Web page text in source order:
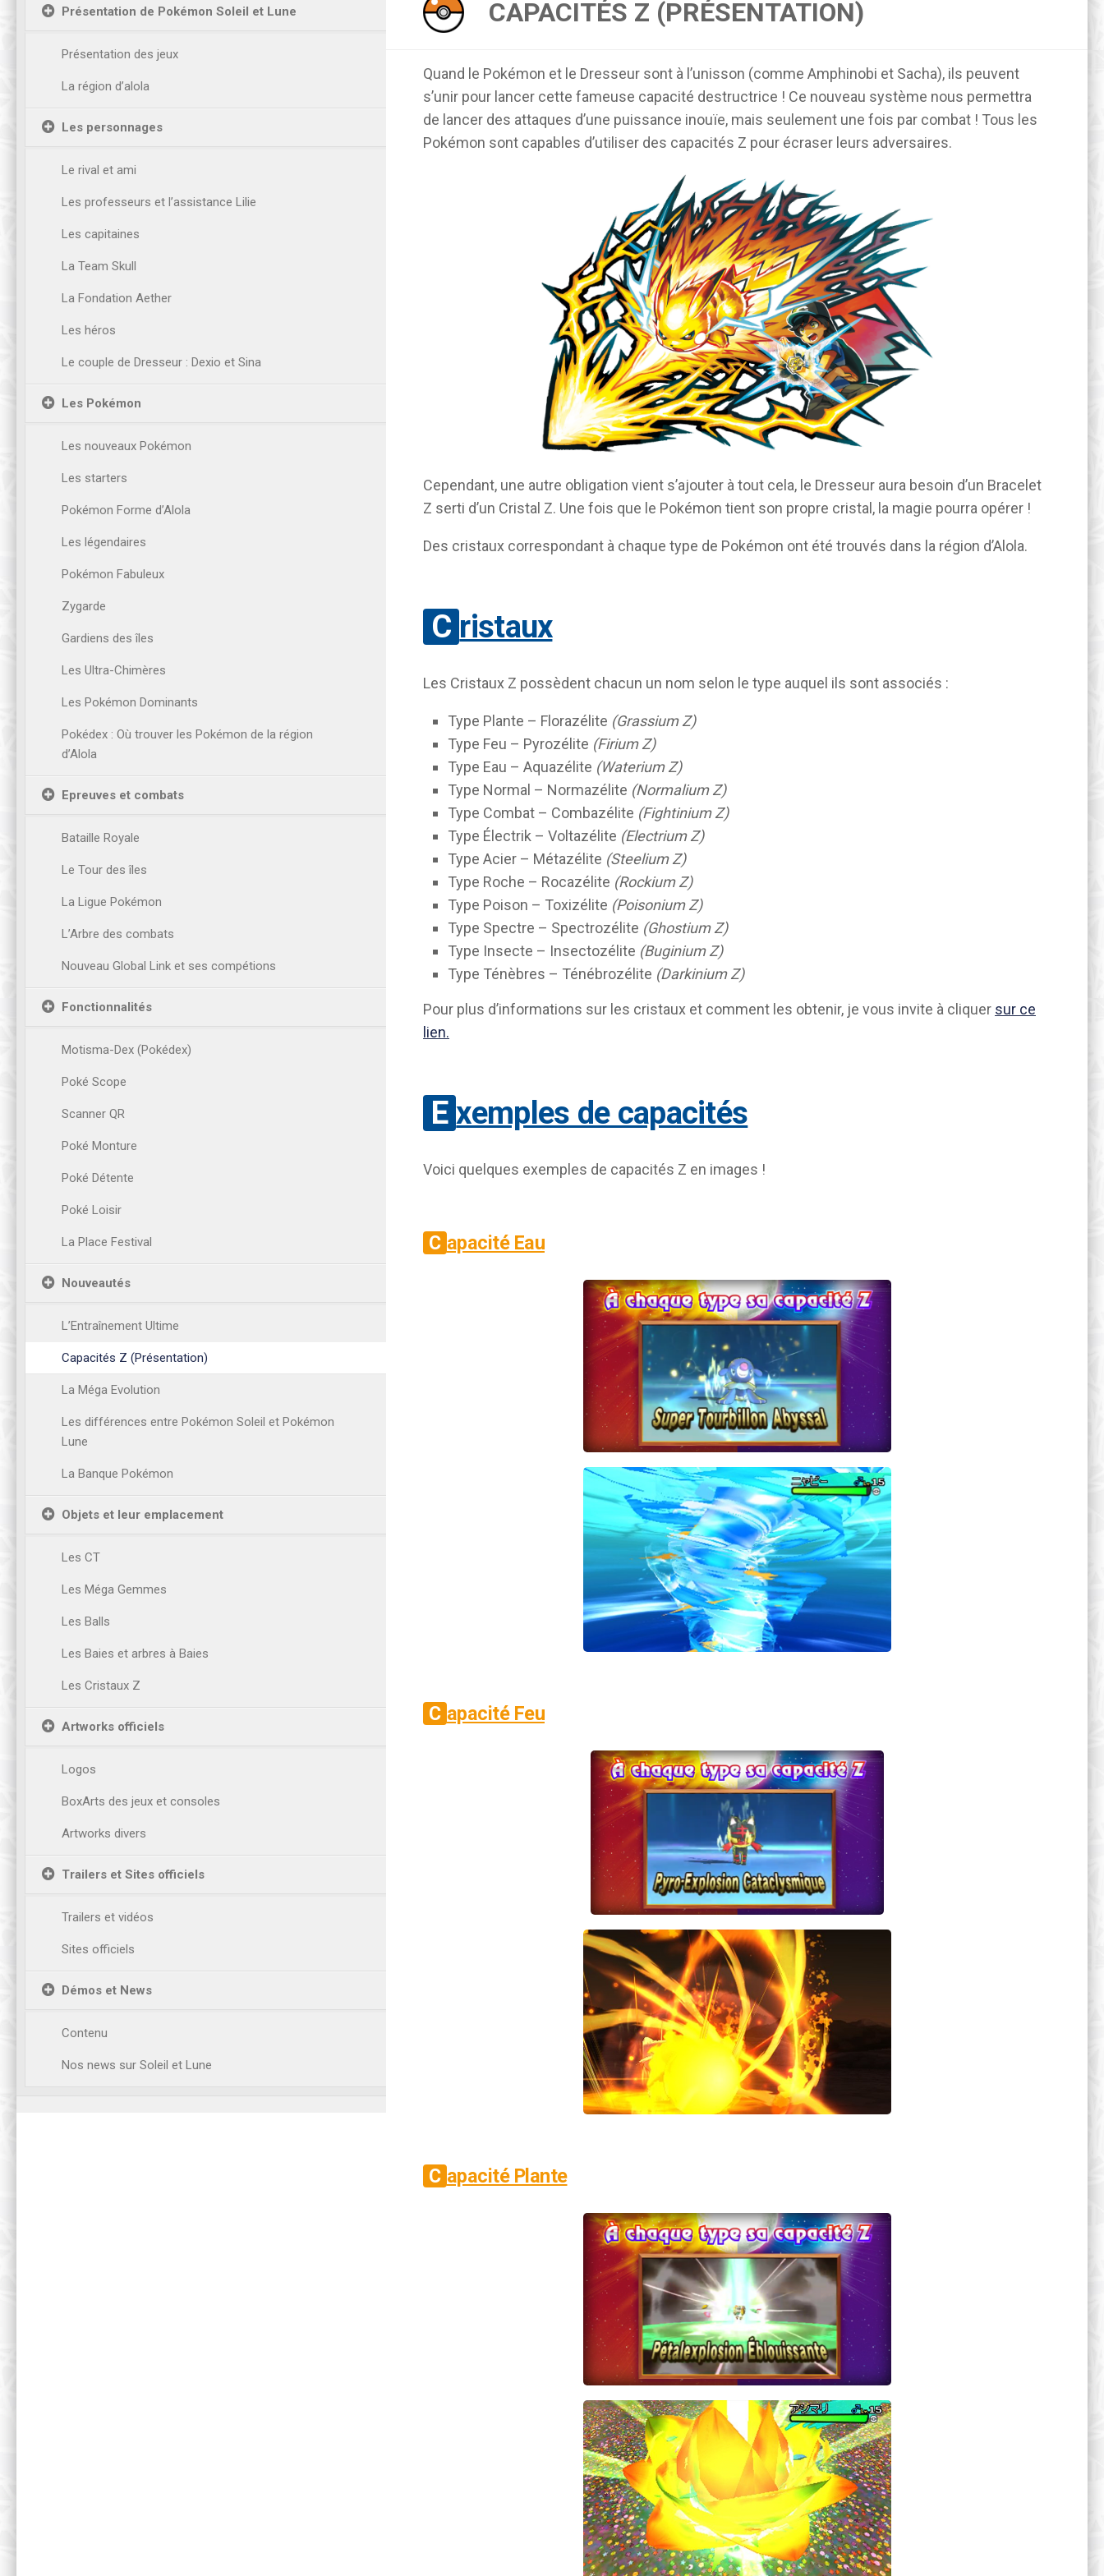
CAPACITÉS Z (PRÉSENTATION)
Quand le Pokémon et le Dresseur sont à l’unisson (comme Amphinobi et Sacha), ils peuvent
s’unir pour lancer cette fameuse capacité destructrice ! Ce nouveau système nous permettra
de lancer des attaques d’une puissance inouïe, mais seulement une fois par combat ! Tous les
Pokémon sont capables d’utiliser des capacités Z pour écraser leurs adversaires.
Cependant, une autre obligation vient s’ajouter à tout cela, le Dresseur aura besoin d’un Bracelet
Z serti d’un Cristal Z. Une fois que le Pokémon tient son propre cristal, la magie pourra opérer !
Des cristaux correspondant à chaque type de Pokémon ont été trouvés dans la région d’Alola.
Cristaux
Les Cristaux Z possèdent chacun un nom selon le type auquel ils sont associés :
Type Plante – Florazélite (Grassium Z)
Type Feu – Pyrozélite (Firium Z)
Type Eau – Aquazélite (Waterium Z)
Type Normal – Normazélite (Normalium Z)
Type Combat – Combazélite (Fightinium Z)
Type Électrik – Voltazélite (Electrium Z)
Type Acier – Métazélite (Steelium Z)
Type Roche – Rocazélite (Rockium Z)
Type Poison – Toxizélite (Poisonium Z)
Type Spectre – Spectrozélite (Ghostium Z)
Type Insecte – Insectozélite (Buginium Z)
Type Ténèbres – Ténébrozélite (Darkinium Z)
Pour plus d’informations sur les cristaux et comment les obtenir, je vous invite à cliquer sur ce
lien.
Exemples de capacités
Voici quelques exemples de capacités Z en images !
Capacité Eau
Capacité Feu
Capacité Plante
Présentation de Pokémon Soleil et Lune
Présentation des jeux
La région d’alola
Les personnages
Le rival et ami
Les professeurs et l’assistance Lilie
Les capitaines
La Team Skull
La Fondation Aether
Les héros
Le couple de Dresseur : Dexio et Sina
Les Pokémon
Les nouveaux Pokémon
Les starters
Pokémon Forme d’Alola
Les légendaires
Pokémon Fabuleux
Zygarde
Gardiens des îles
Les Ultra-Chimères
Les Pokémon Dominants
Pokédex : Où trouver les Pokémon de la région
d’Alola
Epreuves et combats
Bataille Royale
Le Tour des îles
La Ligue Pokémon
L’Arbre des combats
Nouveau Global Link et ses compétions
Fonctionnalités
Motisma-Dex (Pokédex)
Poké Scope
Scanner QR
Poké Monture
Poké Détente
Poké Loisir
La Place Festival
Nouveautés
L’Entraînement Ultime
Capacités Z (Présentation)
La Méga Evolution
Les différences entre Pokémon Soleil et Pokémon
Lune
La Banque Pokémon
Objets et leur emplacement
Les CT
Les Méga Gemmes
Les Balls
Les Baies et arbres à Baies
Les Cristaux Z
Artworks officiels
Logos
BoxArts des jeux et consoles
Artworks divers
Trailers et Sites officiels
Trailers et vidéos
Sites officiels
Démos et News
Contenu
Nos news sur Soleil et Lune